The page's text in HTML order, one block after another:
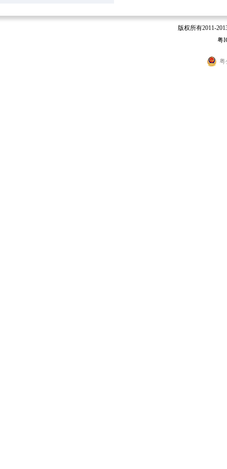
版权所有2011-
粤
粤